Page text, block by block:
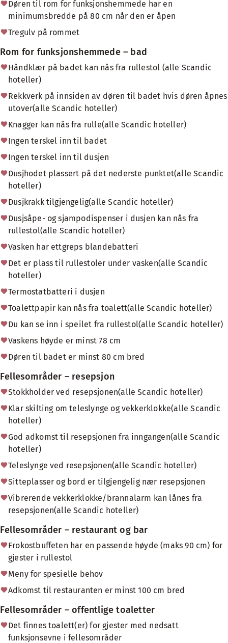
Døren til rom for funksjonshemmede har en
minimumsbredde på 80 cm når den er åpen
Tregulv på rommet
Rom for funksjonshemmede – bad
Håndklær på badet kan nås fra rullestol (alle Scandic
hoteller)
Rekkverk på innsiden av døren til badet hvis døren åpnes
utover(alle Scandic hoteller)
Knagger kan nås fra rulle(alle Scandic hoteller)
Ingen terskel inn til badet
Ingen terskel inn til dusjen
Dusjhodet plassert på det nederste punktet(alle Scandic
hoteller)
Dusjkrakk tilgjengelig(alle Scandic hoteller)
Dusjsåpe- og sjampodispenser i dusjen kan nås fra
rullestol(alle Scandic hoteller)
Vasken har ettgreps blandebatteri
Det er plass til rullestoler under vasken(alle Scandic
hoteller)
Termostatbatteri i dusjen
Toalettpapir kan nås fra toalett(alle Scandic hoteller)
Du kan se inn i speilet fra rullestol(alle Scandic hoteller)
Vaskens høyde er minst 78 cm
Døren til badet er minst 80 cm bred
Fellesområder – resepsjon
Stokkholder ved resepsjonen(alle Scandic hoteller)
Klar skilting om teleslynge og vekkerklokke(alle Scandic
hoteller)
God adkomst til resepsjonen fra inngangen(alle Scandic
hoteller)
Teleslynge ved resepsjonen(alle Scandic hoteller)
Sitteplasser og bord er tilgjengelig nær resepsjonen
Vibrerende vekkerklokke/brannalarm kan lånes fra
resepsjonen(alle Scandic hoteller)
Fellesområder – restaurant og bar
Frokostbuffeten har en passende høyde (maks 90 cm) for
gjester i rullestol
Meny for spesielle behov
Adkomst til restauranten er minst 100 cm bred
Fellesområder – offentlige toaletter
Det finnes toalett(er) for gjester med nedsatt
funksjonsevne i fellesområder